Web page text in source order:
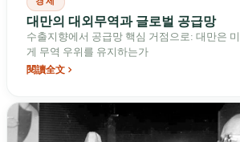
대만의 대외무역과 글로벌 공급망
수출지향에서 공급망 핵심 거점으로: 대만은
게 무역 우위를 유지하는가
閱讀全文